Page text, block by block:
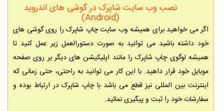
نصب وب سایت شاپرک در گوشی های اندروید
(Android)
اگر می خواهید برای همیشه وب سایت چاپ شاپرک را روی گوشی های
خود داشته باشید می توانید به صورت دستورالعمل زیر عمل کنید تا
همیشه لوگوی چاپ شاپرک را مانند اپلیکیشن های دیگر بر روی صفحه
موبایل خود قرار داهید. با این کار می توانید به راحتی، حتی زمانی که
اینترنت بین المللی نیز قطع می باشد با چاپ شاپرک در ارتباط بوده و
سفارشات خود را ثبت و پیگیری نمائید.